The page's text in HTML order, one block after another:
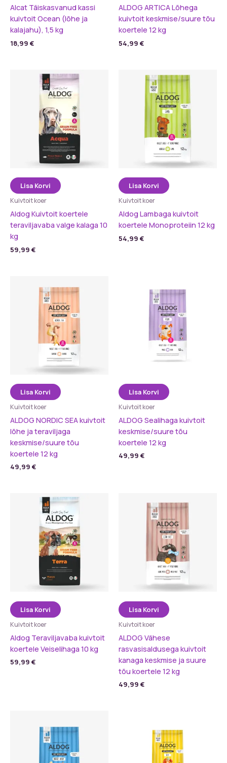
Alcat Täiskasvanud kassi
kuivtoit Ocean (lõhe ja
kalajahu), 1,5 kg
18,99 €
ALDOG ARTICA Lõhega
kuivtoit keskmise/suure tõu
koertele 12 kg
54,99 €
Lisa Korvi
Kuivtoit koer
Aldog Kuivtoit koertele
teraviljavaba valge kalaga 10
kg
59,99 €
Lisa Korvi
Kuivtoit koer
Aldog Lambaga kuivtoit
koertele Monoproteiin 12 kg
54,99 €
Lisa Korvi
Kuivtoit koer
ALDOG NORDIC SEA kuivtoit
lõhe ja teraviljaga
keskmise/suure tõu
koertele 12 kg
49,99 €
Lisa Korvi
Kuivtoit koer
ALDOG Sealihaga kuivtoit
keskmise/suure tõu
koertele 12 kg
49,99 €
Lisa Korvi
Kuivtoit koer
Aldog Teraviljavaba kuivtoit
koertele Veiselihaga 10 kg
59,99 €
Lisa Korvi
Kuivtoit koer
ALDOG Vähese
rasvasisaldusega kuivtoit
kanaga keskmise ja suure
tõu koertele 12 kg
49,99 €